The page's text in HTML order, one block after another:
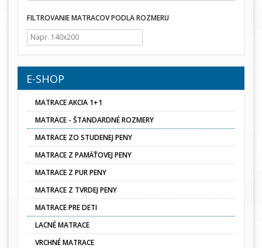
FILTROVANIE MATRACOV PODLA ROZMERU
E-SHOP
MATRACE AKCIA 1+1
MATRACE - ŠTANDARDNÉ ROZMERY
MATRACE ZO STUDENEJ PENY
MATRACE Z PAMÄŤOVEJ PENY
MATRACE Z PUR PENY
MATRACE Z TVRDEJ PENY
MATRACE PRE DETI
LACNÉ MATRACE
VRCHNÉ MATRACE